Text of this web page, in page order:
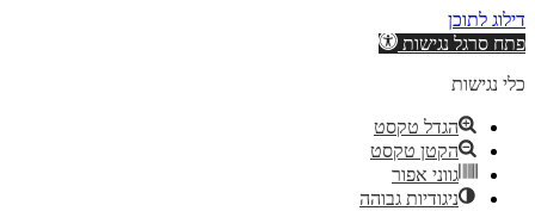
דילוג לתוכן
פתח סרגל נגישות
כלי נגישות
הגדל טקסט
הקטן טקסט
גווני אפור
ניגודיות גבוהה